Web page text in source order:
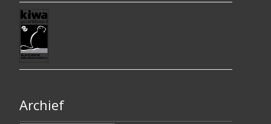
Archief